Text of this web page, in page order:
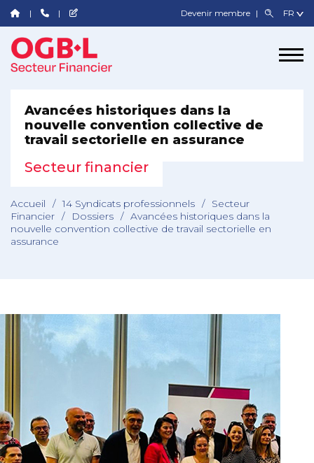
Devenir membre
Avancées historiques dans la
nouvelle convention collective de
travail sectorielle en assurance
Secteur financier
Accueil / 14 Syndicats professionnels /
Secteur
Financier / Dossiers / Avancées historiques dans la
nouvelle convention collective de travail sectorielle en
assurance